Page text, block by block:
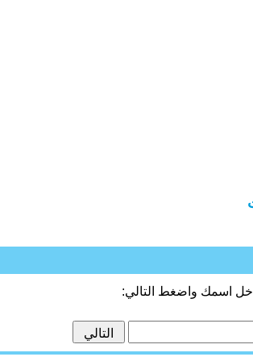
اسمك واضغط التالي: